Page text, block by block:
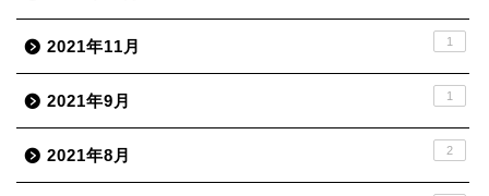
2021年11月 1
2021年9月 1
2021年8月 2